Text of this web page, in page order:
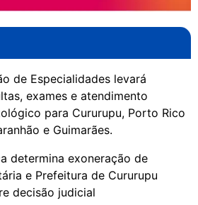
de Especialidades levará
exames e atendimento
para Cururupu, Porto Rico
e Guimarães.
determina exoneração de
e Prefeitura de Cururupu
decisão judicial